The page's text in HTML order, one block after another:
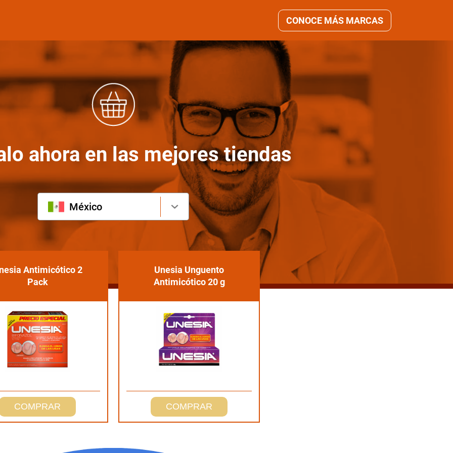
CONOCE MÁS MARCAS
ahora en las mejores tiendas
México
Antimicótico 2
Pack
COMPRAR
Unesia Unguento
Antimicótico 20 g
COMPRAR